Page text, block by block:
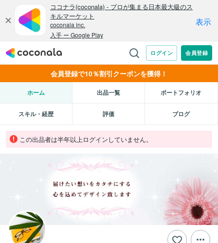
会員登録で10％割引クーポンを獲得！
ホーム 出品一覧 ポートフォリオ
スキル・経歴 評価 ブログ
この出品者は半年以上ログインしていません。